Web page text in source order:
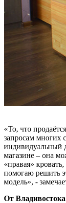
«То, что
запросам многих
индивидуальный
магазине – она
«правая»
помогаю решить
модель», -
От